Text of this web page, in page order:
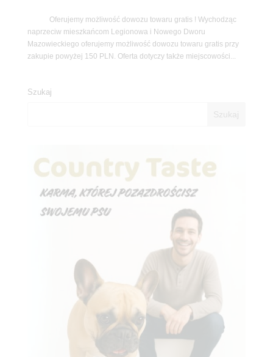
Oferujemy możliwość dowozu towaru gratis ! Wychodząc
naprzeciw mieszkańcom Legionowa i Nowego Dworu
Mazowieckiego oferujemy możliwość dowozu towaru gratis przy
zakupie powyżej 150 PLN. Oferta dotyczy także miejscowości...
Szukaj